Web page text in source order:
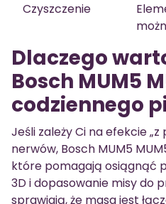
Czyszczenie
Dlaczego
Bosch MUM5
codziennego
Jeśli zależy Ci na efekcie „z
nerwów, Bosch MUM5
które pomagają osiągnąć
3D i dopasowanie misy do
sprawiają, że masa jest